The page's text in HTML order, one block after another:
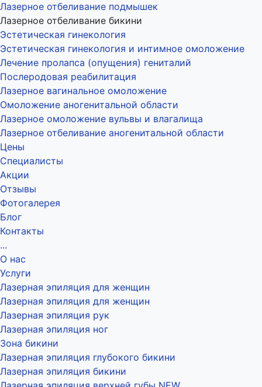
Лазерное отбеливание подмышек
Лазерное отбеливание бикини
Эстетическая гинекология
Эстетическая гинекология и интимное омоложение
Лечение пролапса (опущения) гениталий
Послеродовая реабилитация
Лазерное вагинальное омоложение
Омоложение аногенитальной области
Лазерное омоложение вульвы и влагалища
Лазерное отбеливание аногенитальной области
Цены
Специалисты
Акции
Отзывы
Фотогалерея
Блог
Контакты
...
О нас
Услуги
Лазерная эпиляция для женщин
Лазерная эпиляция для женщин
Лазерная эпиляция рук
Лазерная эпиляция ног
Зона бикини
Лазерная эпиляция глубокого бикини
Лазерная эпиляция бикини